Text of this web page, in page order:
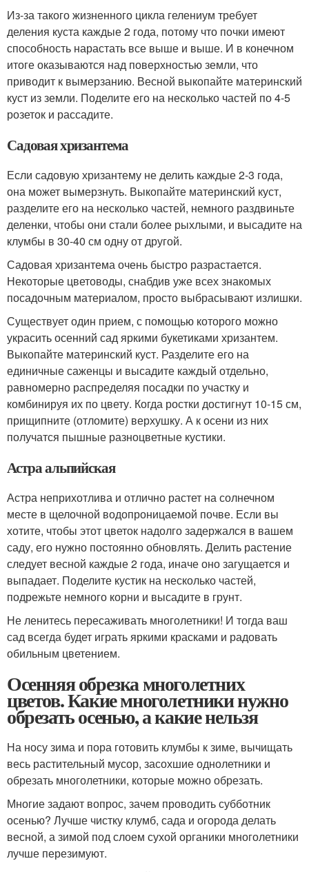
Из-за такого жизненного цикла гелениум требует
деления куста каждые 2 года, потому что почки имеют
способность нарастать все выше и выше. И в конечном
итоге оказываются над поверхностью земли, что
приводит к вымерзанию. Весной выкопайте материнский
куст из земли. Поделите его на несколько частей по 4-5
розеток и рассадите.
Садовая хризантема
Если садовую хризантему не делить каждые 2-3 года,
она может вымерзнуть. Выкопайте материнский куст,
разделите его на несколько частей, немного раздвиньте
деленки, чтобы они стали более рыхлыми, и высадите на
клумбы в 30-40 см одну от другой.
Садовая хризантема очень быстро разрастается.
Некоторые цветоводы, снабдив уже всех знакомых
посадочным материалом, просто выбрасывают излишки.
Существует один прием, с помощью которого можно
украсить осенний сад яркими букетиками хризантем.
Выкопайте материнский куст. Разделите его на
единичные саженцы и высадите каждый отдельно,
равномерно распределяя посадки по участку и
комбинируя их по цвету. Когда ростки достигнут 10-15 см,
прищипните (отломите) верхушку. А к осени из них
получатся пышные разноцветные кустики.
Астра альпийская
Астра неприхотлива и отлично растет на солнечном
месте в щелочной водопроницаемой почве. Если вы
хотите, чтобы этот цветок надолго задержался в вашем
саду, его нужно постоянно обновлять. Делить растение
следует весной каждые 2 года, иначе оно загущается и
выпадает. Поделите кустик на несколько частей,
подрежьте немного корни и высадите в грунт.
Не ленитесь пересаживать многолетники! И тогда ваш
сад всегда будет играть яркими красками и радовать
обильным цветением.
Осенняя обрезка многолетних
цветов. Какие многолетники нужно
обрезать осенью, а какие нельзя
На носу зима и пора готовить клумбы к зиме, вычищать
весь растительный мусор, засохшие однолетники и
обрезать многолетники, которые можно обрезать.
Многие задают вопрос, зачем проводить субботник
осенью? Лучше чистку клумб, сада и огорода делать
весной, а зимой под слоем сухой органики многолетники
лучше перезимуют.